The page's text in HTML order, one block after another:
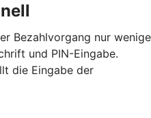
Bezahlvorgang nur wenige
und PIN-Eingabe.
die Eingabe der